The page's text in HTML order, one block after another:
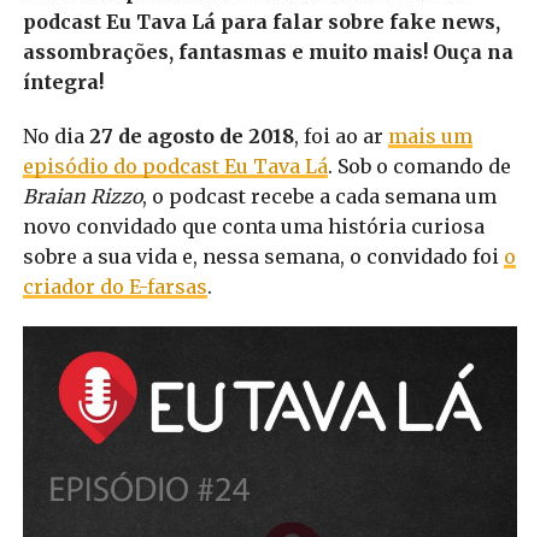
podcast Eu Tava Lá para falar sobre fake news,
assombrações, fantasmas e muito mais! Ouça na
íntegra!
No dia 27 de agosto de 2018, foi ao ar mais um
episódio do podcast Eu Tava Lá. Sob o comando de
Braian Rizzo, o podcast recebe a cada semana um
novo convidado que conta uma história curiosa
sobre a sua vida e, nessa semana, o convidado foi o
criador do E-farsas.